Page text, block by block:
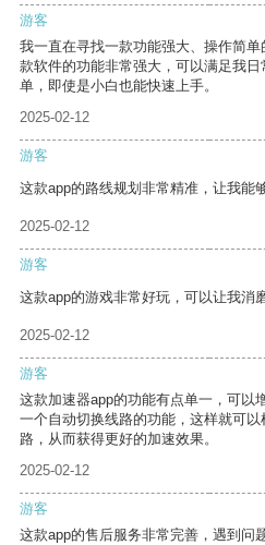
游客
我一直在寻找一款功能强大、操作简
款软件的功能非常强大，可以满足我
单，即使是小白也能快速上手。
2025-02-12
游客
这款app的路线规划非常精准，让我能
2025-02-12
游客
这款app的游戏非常好玩，可以让我消
2025-02-12
游客
这款加速器app的功能有点单一，可以
一个自动切换线路的功能，这样就可
路，从而获得更好的加速效果。
2025-02-12
游客
这款app的售后服务非常完善，遇到问